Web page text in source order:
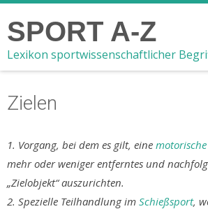
SPORT A-Z
Lexikon sportwissenschaftlicher
Zielen
1. Vorgang, bei dem es gilt, eine
mehr oder weniger entferntes und
„Zielobjekt“ auszurichten.
2. Spezielle Teilhandlung im Schießsport,